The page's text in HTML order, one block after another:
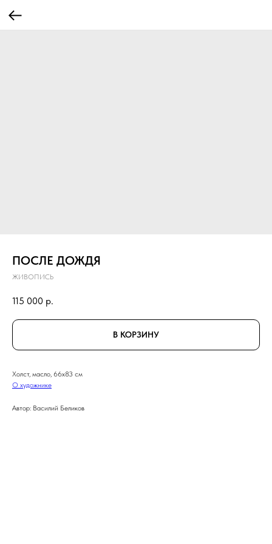
ПОСЛЕ ДОЖДЯ
ЖИВОПИСЬ
115 000 р.
В КОРЗИНУ
Холст, масло, 66x83 см
О художнике
Автор: Василий Беликов